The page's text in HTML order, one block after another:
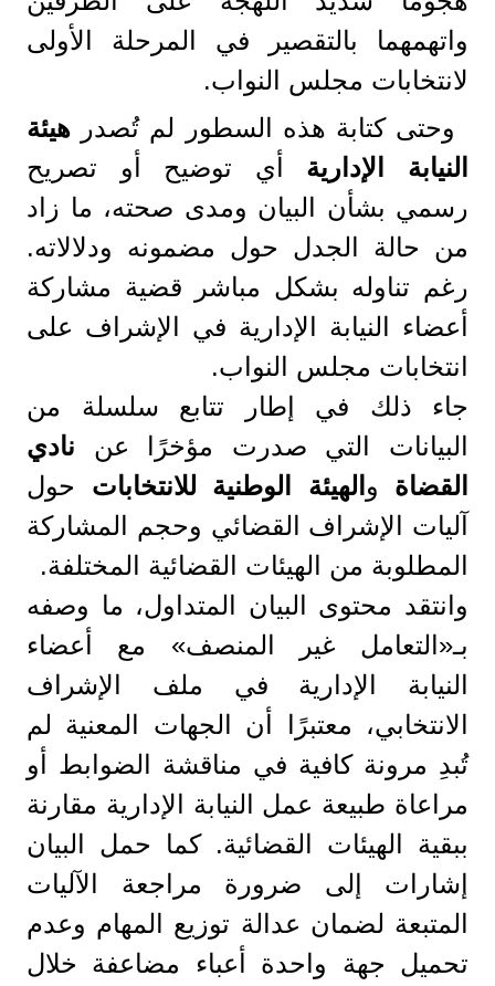
واتهمهما بالتقصير في المرحلة الأولى
لانتخابات مجلس النواب.
وحتى كتابة هذه السطور لم تُصدر هيئة
النيابة الإدارية أي توضيح أو تصريح
رسمي بشأن البيان ومدى صحته، ما زاد
من حالة الجدل حول مضمونه ودلالاته.
رغم تناوله بشكل مباشر قضية مشاركة
أعضاء النيابة الإدارية في الإشراف على
انتخابات مجلس النواب.
جاء ذلك في إطار تتابع سلسلة من
البيانات التي صدرت مؤخرًا عن نادي
القضاة و الهيئة الوطنية للانتخابات حول
آليات الإشراف القضائي وحجم المشاركة
المطلوبة من الهيئات القضائية المختلفة.
وانتقد محتوى البيان المتداول، ما وصفه
بـ«التعامل غير المنصف» مع أعضاء
النيابة الإدارية في ملف الإشراف
الانتخابي، معتبرًا أن الجهات المعنية لم
تُبدِ مرونة كافية في مناقشة الضوابط أو
مراعاة طبيعة عمل النيابة الإدارية مقارنة
ببقية الهيئات القضائية. كما حمل البيان
إشارات إلى ضرورة مراجعة الآليات
المتبعة لضمان عدالة توزيع المهام وعدم
تحميل جهة واحدة أعباء مضاعفة خلال